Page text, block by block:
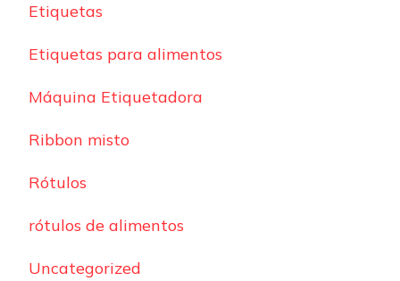
Etiquetas
Etiquetas para alimentos
Máquina Etiquetadora
Ribbon misto
Rótulos
rótulos de alimentos
Uncategorized